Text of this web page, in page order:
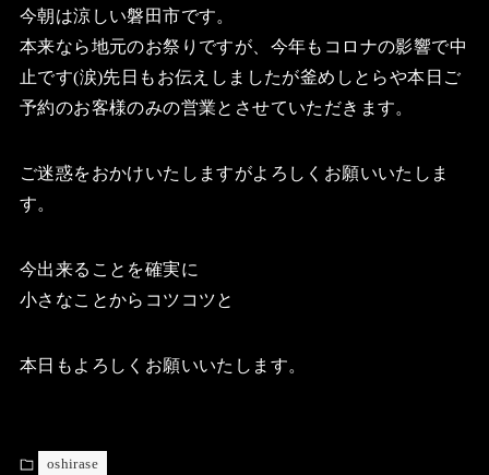
今朝は涼しい磐田市です。
本来なら地元のお祭りですが、今年もコロナの影響で中
止です(涙)先日もお伝えしましたが釜めしとらや本日ご
予約のお客様のみの営業とさせていただきます。
ご迷惑をおかけいたしますがよろしくお願いいたしま
す。
今出来ることを確実に
小さなことからコツコツと
本日もよろしくお願いいたします。
oshirase